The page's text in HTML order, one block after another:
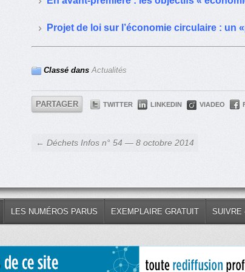
Projet de loi sur l’économie circulaire : un
Classé dans Actualités
PARTAGER TWITTER LINKEDIN VIADEO
← Déchets Infos n° 54 — 8 octobre 2014
LES NUMÉROS PARUS EXEMPLAIRE GRATUIT SUIVRE